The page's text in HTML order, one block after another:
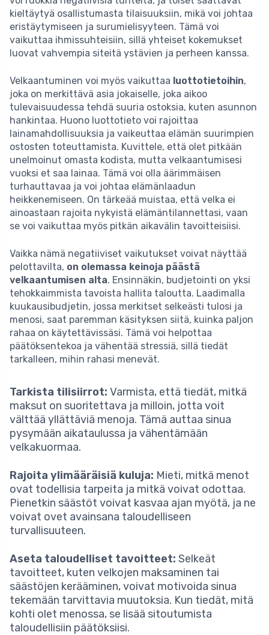
kieltäytyä osallistumasta tilaisuuksiin, mikä voi johtaa
eristäytymiseen ja surumielisyyteen. Tämä voi
vaikuttaa ihmissuhteisiin, sillä yhteiset kokemukset
luovat vahvempia siteitä ystävien ja perheen kanssa.
Velkaantuminen voi myös vaikuttaa luottotietoihin,
joka on merkittävä asia jokaiselle, joka aikoo
tulevaisuudessa tehdä suuria ostoksia, kuten asunnon
hankintaa. Huono luottotieto voi rajoittaa
lainamahdollisuuksia ja vaikeuttaa elämän suurimpien
ostosten toteuttamista. Kuvittele, että olet pitkään
unelmoinut omasta kodista, mutta velkaantumisesi
vuoksi et saa lainaa. Tämä voi olla äärimmäisen
turhauttavaa ja voi johtaa elämänlaadun
heikkenemiseen. On tärkeää muistaa, että velka ei
ainoastaan rajoita nykyistä elämäntilannettasi, vaan
se voi vaikuttaa myös pitkän aikavälin tavoitteisiisi.
Vaikka nämä negatiiviset vaikutukset voivat näyttää
pelottavilta, on olemassa keinoja päästä
velkaantumisen alta. Ensinnäkin, budjetointi on yksi
tehokkaimmista tavoista hallita taloutta. Laadimalla
kuukausibudjetin, jossa merkitset selkeästi tulosi ja
menosi, saat paremman käsityksen siitä, kuinka paljon
rahaa on käytettävissäsi. Tämä voi helpottaa
päätöksentekoa ja vähentää stressiä, sillä tiedät
tarkalleen, mihin rahasi menevät.
Tarkista tilisiirrot: Varmista, että tiedät, mitkä
maksut on suoritettava ja milloin, jotta voit
välttää yllättäviä menoja. Tämä auttaa sinua
pysymään aikataulussa ja vähentämään
velkakuormaa.
Rajoita ylimääräisiä kuluja: Mieti, mitkä menot
ovat todellisia tarpeita ja mitkä voivat odottaa.
Pienetkin säästöt voivat kasvaa ajan myötä, ja ne
voivat ovet avainsana taloudelliseen
turvallisuuteen.
Aseta taloudelliset tavoitteet: Selkeät
tavoitteet, kuten velkojen maksaminen tai
säästöjen kerääminen, voivat motivoida sinua
tekemään tarvittavia muutoksia. Kun tiedät, mitä
kohti olet menossa, se lisää sitoutumista
taloudellisiin päätöksiisi.